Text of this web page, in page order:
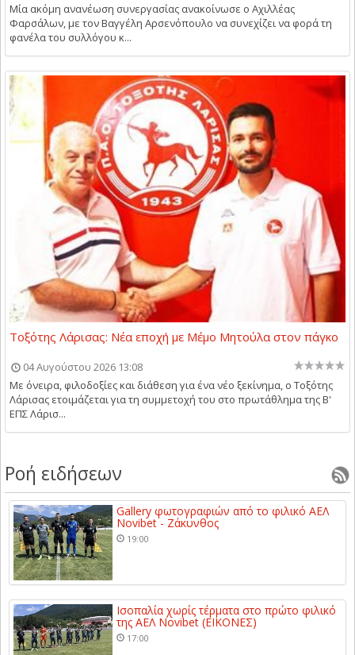
Μία ακόμη ανανέωση συνεργασίας ανακοίνωσε ο Αχιλλέας
Φαρσάλων, με τον Βαγγέλη Αρσενόπουλο να συνεχίζει να φορά τη
φανέλα του συλλόγου κ...
Τοξότης Λάρισας: Νέα εποχή με Μέμο Μητούλα στον πάγκο
04 Αυγούστου 2026 13:08
Με όνειρα, φιλοδοξίες και διάθεση για ένα νέο ξεκίνημα, ο Τοξότης
Λάρισας ετοιμάζεται για τη συμμετοχή του στο πρωτάθλημα της Β'
ΕΠΣ Λάρισ...
Ροή ειδήσεων
Gallery φωτογραφιών από το φιλικό ΑΕΛ
Novibet - Ζάκυνθος
19:00
Ισοπαλία χωρίς τέρματα στο πρώτο φιλικό
της ΑΕΛ Novibet (ΕΙΚΟΝΕΣ)
17:00